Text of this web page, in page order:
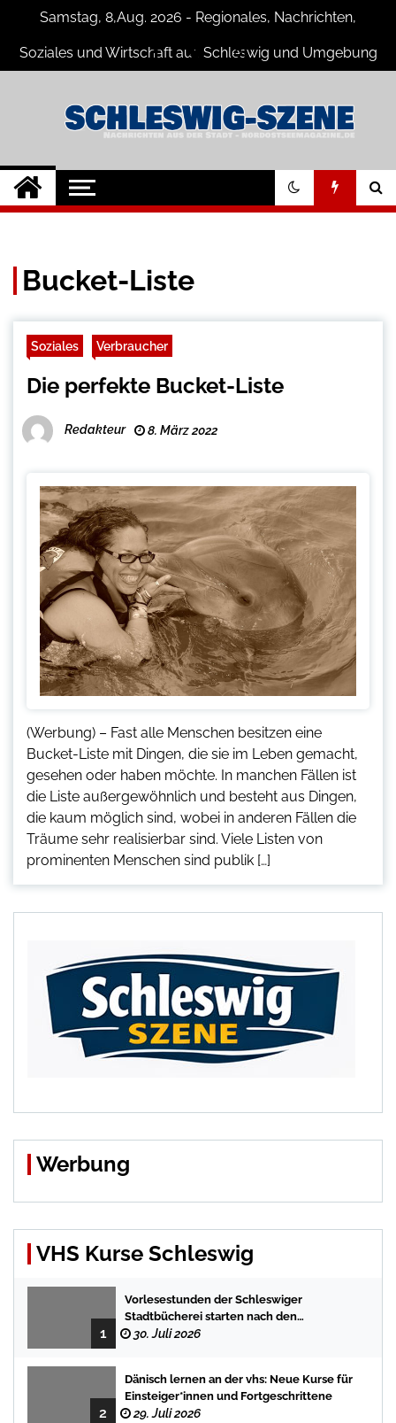
content
Samstag, 8,Aug. 2026 - Regionales, Nachrichten,
Soziales und Wirtschaft aus Schleswig und Umgebung
Schleswig Szene
Neuigkeiten und Nachrichten aus
Schleswig und Umgebung
Bucket-Liste
Soziales Verbraucher
Die perfekte Bucket-Liste
Redakteur 8. März 2022
(Werbung) – Fast alle Menschen besitzen eine
Bucket-Liste mit Dingen, die sie im Leben gemacht,
gesehen oder haben möchte. In manchen Fällen ist
die Liste außergewöhnlich und besteht aus Dingen,
die kaum möglich sind, wobei in anderen Fällen die
Träume sehr realisierbar sind. Viele Listen von
prominenten Menschen sind publik […]
Werbung
VHS Kurse Schleswig
1
Vorlesestunden der Schleswiger
Stadtbücherei starten nach den
Sommerferien mit spannenden
30. Juli 2026
2
Dänisch lernen an der vhs: Neue Kurse für
Einsteiger*innen und Fortgeschrittene
29. Juli 2026